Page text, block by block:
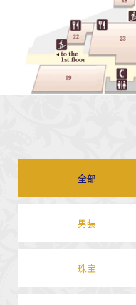
全部
男装
珠宝